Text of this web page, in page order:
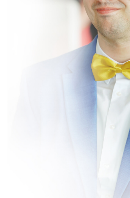
dnevnik
pišite nam